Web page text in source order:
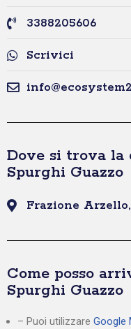
3388205606
Scrivici
Dove si trova la
Spurghi Guazzo
Frazione Arzello,
Come posso
Spurghi Guazzo
– Puoi utilizzare Google